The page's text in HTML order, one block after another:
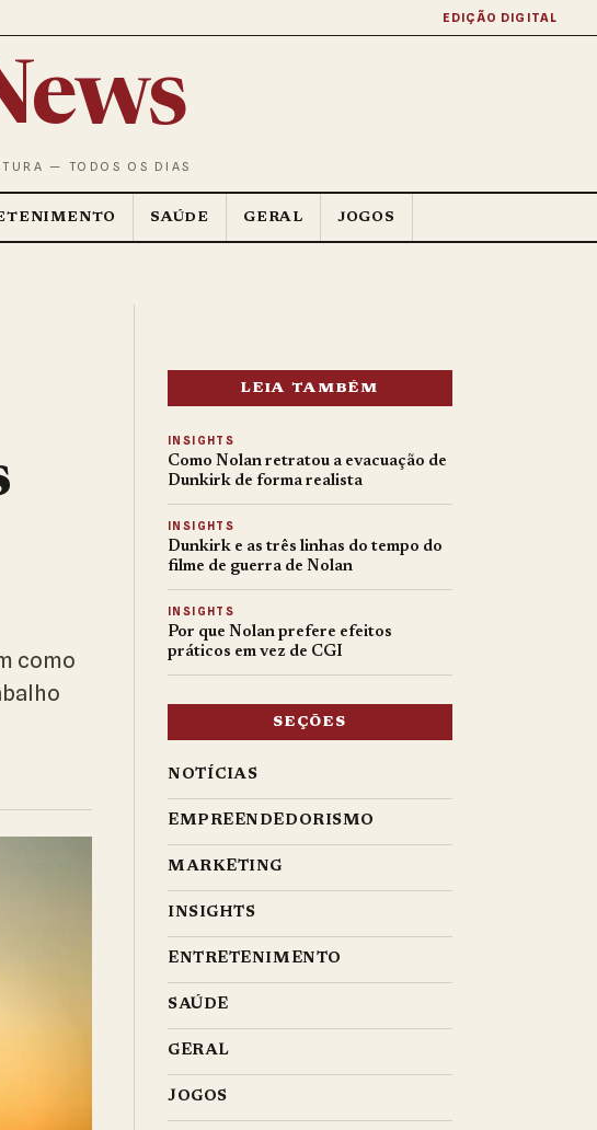
EDIÇÃO DIGITAL
— TODOS OS DIAS
SAÚDE GERAL JOGOS
como
LEIA TAMBÉM
INSIGHTS
Como Nolan retratou a evacuação de
Dunkirk de forma realista
INSIGHTS
Dunkirk e as três linhas do tempo do
filme de guerra de Nolan
INSIGHTS
Por que Nolan prefere efeitos
práticos em vez de CGI
SEÇÕES
NOTÍCIAS
EMPREENDEDORISMO
MARKETING
INSIGHTS
ENTRETENIMENTO
SAÚDE
GERAL
JOGOS